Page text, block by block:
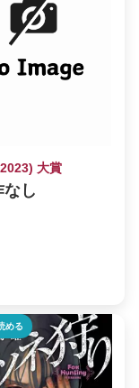
大賞
なし
める